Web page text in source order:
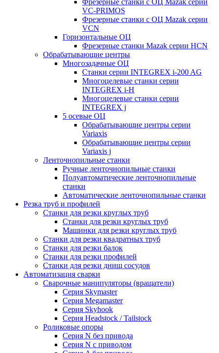
VC-PRIMOS
Фрезерные станки с ОЦ Mazak серии
VCN
Горизонтальные ОЦ
Фрезерные станки Mazak серии HCN
Обрабатывающие центры
Многозадачные ОЦ
Cтанки серии INTEGREX i-200 AG
Многоцелевые станки серии
INTEGREX i-H
Многоцелевые станки серии
INTEGREX j
5 осевые ОЦ
Обрабатывающие центры серии
Variaxis
Обрабатывающие центры серии
Variaxis j
Ленточнопильные станки
Ручные ленточнопильные станки
Полуавтоматические ленточнопильные
станки
Автоматические ленточнопильные станки
Резка труб и профилей
Станки для резки круглых труб
Станки для резки круглых труб
Машинки для резки круглых труб
Станки для резки квадратных труб
Станки для резки балок
Станки для резки профилей
Станки для резки днищ сосудов
Автоматизация сварки
Сварочные манипуляторы (вращатели)
Серия Skymaster
Серия Megamaster
Серия Skyhook
Серия Headstock / Tailstock
Роликовые опоры
Серия N без привода
Серия N с приводом